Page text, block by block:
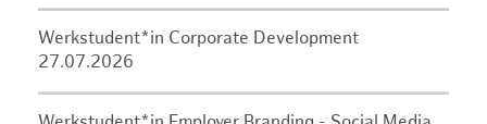
Werkstudent*in Corporate Development
27.07.2026